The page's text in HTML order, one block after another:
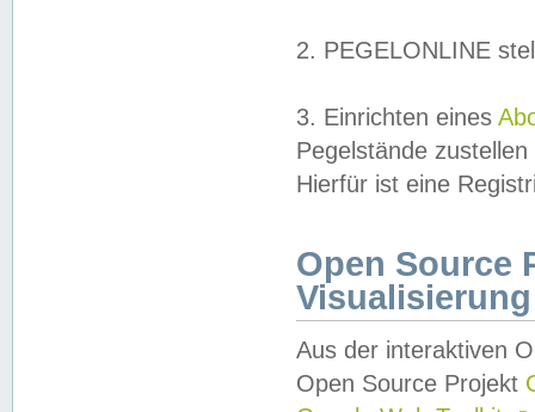
2. PEGELONLINE
3. Einrichten eines
Pegelstände
Hierfür ist eine
Open Source
Visualisierung
Aus der interaktiven
Open Source Projekt